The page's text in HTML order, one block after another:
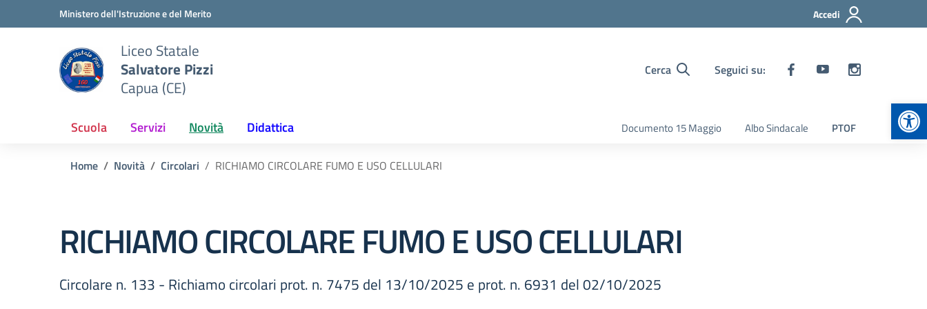
Vai ai contenuti
Vai al menu di navigazioneMinistero dell'Istruzione e del Merito Accedi
Liceo Statale
Salvatore Pizzi
Capua (CE)
Cerca Seguici su:
Scuola Servizi Novità Didattica Documento 15 Maggio Albo Sindacale PTOF
Home Novità Circolari RICHIAMO CIRCOLARE FUMO E USO CELLULARI
RICHIAMO CIRCOLARE FUMO E USO CELLULARI
Circolare n. 133 - Richiamo circolari prot. n. 7475 del 13/10/2025 e prot. n. 6931 del 02/10/2025